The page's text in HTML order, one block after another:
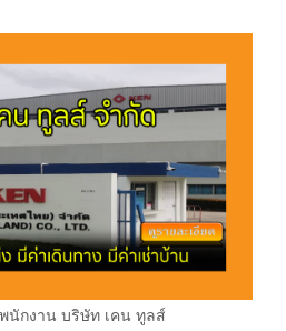
นักงาน บริษัท เคน ทูลส์